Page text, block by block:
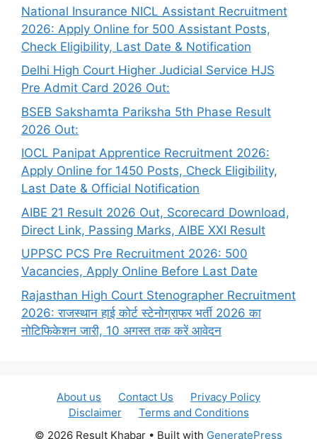
National Insurance NICL Assistant Recruitment
2026: Apply Online for 500 Assistant Posts,
Check Eligibility, Last Date & Notification
Delhi High Court Higher Judicial Service HJS
Pre Admit Card 2026 Out:
BSEB Sakshamta Pariksha 5th Phase Result
2026 Out:
IOCL Panipat Apprentice Recruitment 2026:
Apply Online for 1450 Posts, Check Eligibility,
Last Date & Official Notification
AIBE 21 Result 2026 Out, Scorecard Download,
Direct Link, Passing Marks, AIBE XXI Result
UPPSC PCS Pre Recruitment 2026: 500
Vacancies, Apply Online Before Last Date
Rajasthan High Court Stenographer Recruitment
2026: राजस्थान हाई कोर्ट स्टेनोग्राफर भर्ती 2026 का
नोटिफिकेशन जारी, 10 अगस्त तक करें आवेदन
About us Contact Us
Privacy Policy
Disclaimer
Terms and Conditions
© 2026 Result Khabar • Built with GeneratePress